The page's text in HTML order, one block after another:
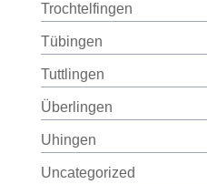
Trochtelfingen
Tübingen
Tuttlingen
Überlingen
Uhingen
Uncategorized